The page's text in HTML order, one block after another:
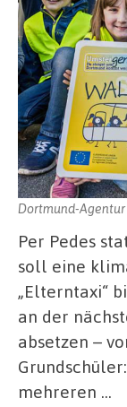
Dortmund-
Per Pedes
soll eine
„Elterntaxi“
an der
absetzen –
mehreren …